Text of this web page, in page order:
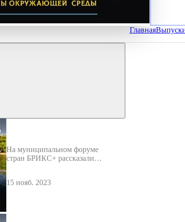
Главная
На муниципальном форуме
стран БРИКС+ рассказали о
15 нояб. 2023